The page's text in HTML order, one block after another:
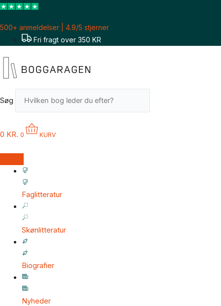
Gå
indholdet
500+ anmeldelser | 4.9/5 stjerner
Fri fragt over 350 KR
Søg
0 KR. 0 KURV
Faglitteratur
Skønlitteratur
Biografier
Nyheder